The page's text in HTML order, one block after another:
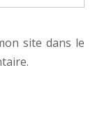
site dans le